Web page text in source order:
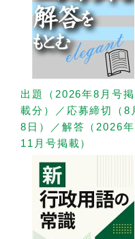
出題（2026年8月号掲
載分）／応募締切（8
8日）／解答（2026年
11月号掲載）